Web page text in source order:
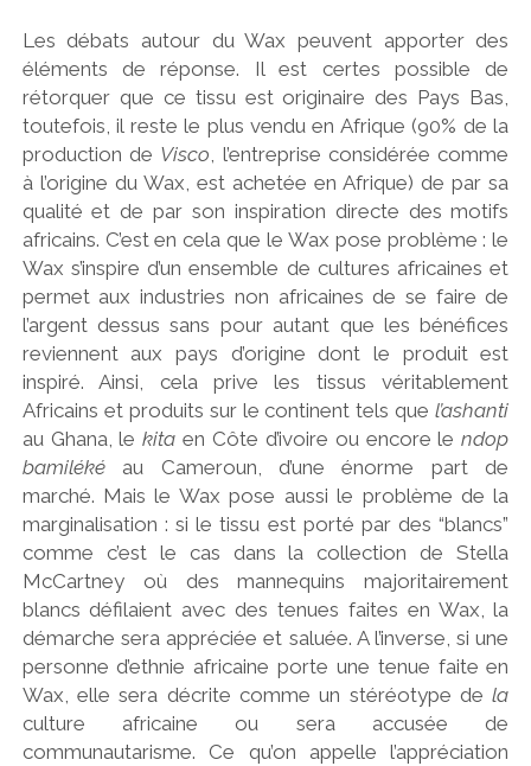
Les débats autour du Wax peuvent apporter des
éléments de réponse. Il est certes possible de
rétorquer que ce tissu est originaire des Pays Bas,
toutefois, il reste le plus vendu en Afrique (90% de la
production de Visco , l’entreprise considérée comme
à l’origine du Wax, est achetée en Afrique) de par sa
qualité et de par son inspiration directe des motifs
africains. C’est en cela que le Wax pose problème : le
Wax s’inspire d’un ensemble de cultures africaines et
permet aux industries non africaines de se faire de
l’argent dessus sans pour autant que les bénéfices
reviennent aux pays d’origine dont le produit est
inspiré. Ainsi, cela prive les tissus véritablement
Africains et produits sur le continent tels quel’ashanti
au Ghana, lekitaen Côte d’ivoire ou encore lendop
bamilékéau Cameroun, d’une énorme part de
marché. Mais le Wax pose aussi le problème de la
marginalisation : si le tissu est porté par des “blancs”
comme c’est le cas dans la collection de Stella
McCartney où des mannequins majoritairement
blancs défilaient avec des tenues faites en Wax, la
démarche sera appréciée et saluée. A l’inverse, si une
personne d’ethnie africaine porte une tenue faite en
Wax, elle sera décrite comme un stéréotype dela
culture africaine ou sera accusée de
communautarisme. Ce qu’on appelle l’appréciation